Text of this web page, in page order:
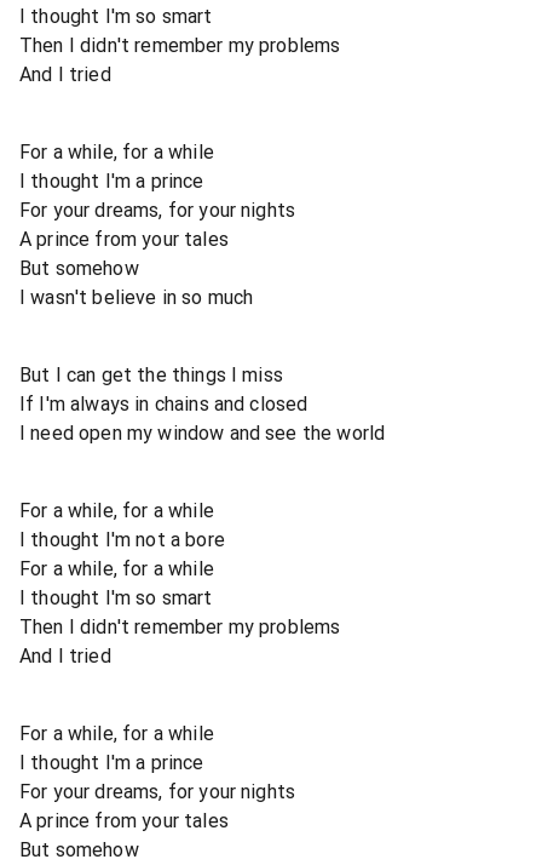
I thought I'm so smart
Then I didn't remember my problems
And I tried
For a while, for a while
I thought I'm a prince
For your dreams, for your nights
A prince from your tales
But somehow
I wasn't believe in so much
But I can get the things I miss
If I'm always in chains and closed
I need open my window and see the world
For a while, for a while
I thought I'm not a bore
For a while, for a while
I thought I'm so smart
Then I didn't remember my problems
And I tried
For a while, for a while
I thought I'm a prince
For your dreams, for your nights
A prince from your tales
But somehow